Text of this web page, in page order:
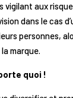
vigilant aux
dans le cas
personnes,
marque.
quoi !